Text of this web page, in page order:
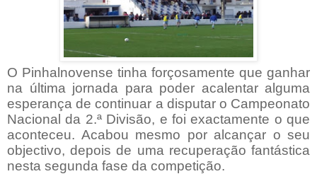
O Pinhalnovense tinha forçosamente que ganhar
na última jornada para poder acalentar alguma
esperança de continuar a disputar o Campeonato
Nacional da 2.ª Divisão, e foi exactamente o que
aconteceu. Acabou mesmo por alcançar o seu
objectivo, depois de uma recuperação fantástica
nesta segunda fase da competição.